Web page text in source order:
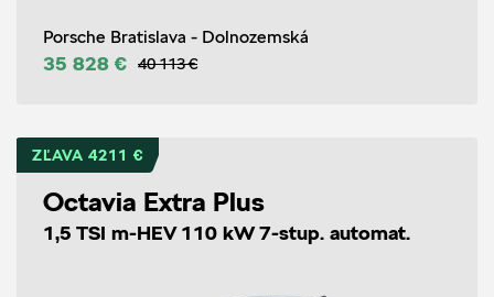
Porsche Bratislava - Dolnozemská
35 828 € 40 113 €
ZĽAVA 4211 €
Octavia Extra Plus
1,5 TSI m-HEV 110 kW 7-stup. automat.